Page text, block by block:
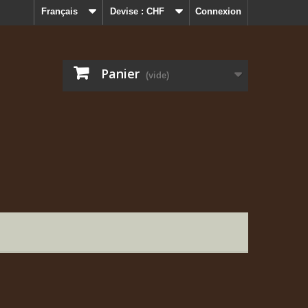
Connexion
Devise : CHF
Français
Panier (vide)